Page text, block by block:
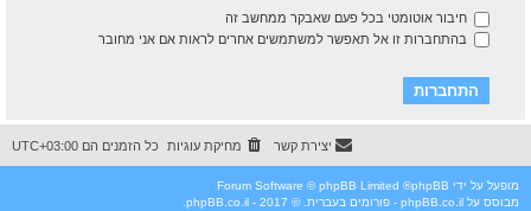
חיבור אוטומטי בכל פעם שאבקר ממחשב זה
בהתחברות זו אל תאפשר למשתמשים אחרים לראות אם אני מחובר
כל הזמנים הם UTC+03:00 מחיקת עוגיות יצירת קשר
מופעל על ידי phpBB
® Forum Software © phpBB Limited
מבוסס על phpBB.co.il - פורומים בעברית
. © 2017 - phpBB.co.il.